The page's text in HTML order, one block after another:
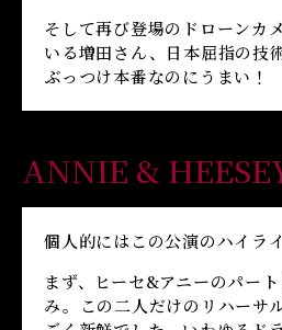
そして再び登場のドローンカ
いる増田さん、日本屈指の技
ぶっつけ本番なのにうまい！
ANNIE &
個人的にはこの公演のハイラ
まず、ヒーセ&アニーのパー
み。この二人だけのリハーサ